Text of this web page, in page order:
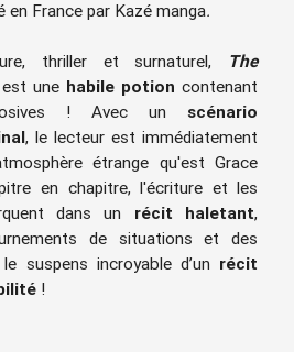
en France par Kazé manga.
thriller et surnaturel,
The
une habile potion contenant
! Avec unscénario
, le lecteur est immédiatement
étrange qu'est Grace
en chapitre, l'écriture et les
dans un récit haletant,
de situations et des
suspens incroyable d’un récit
!